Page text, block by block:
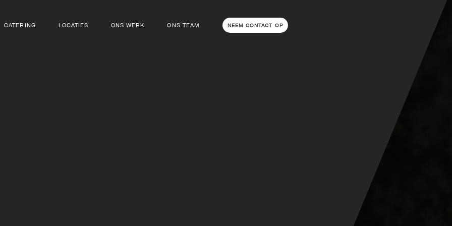
CATERING LOCATIES ONS WERK ONS TEAM NEEM CONTACT OP